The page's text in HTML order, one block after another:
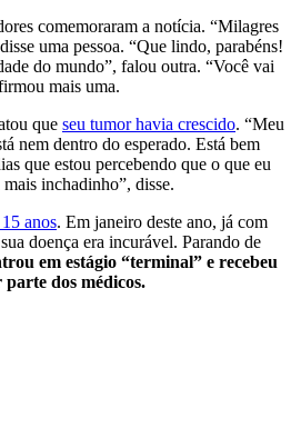
comemoraram a notícia. “Milagres
uma pessoa. “Que lindo, parabéns!
do mundo”, falou outra. “Você vai
mais uma.
que seu tumor havia crescido. “Meu
nem dentro do esperado. Está bem
que estou percebendo que o que eu
inchadinho”, disse.
anos. Em janeiro deste ano, já com
doença era incurável. Parando de
em estágio “terminal” e recebeu
parte dos médicos.